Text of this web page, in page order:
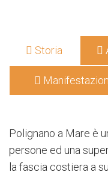
Storia
Polignano a Mare è
persone ed una
la fascia costiera a